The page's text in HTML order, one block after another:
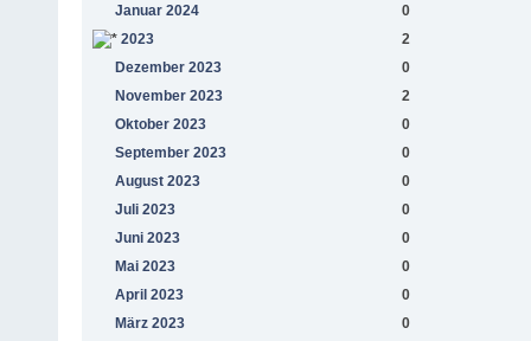
Januar 2024
0
2023
2
Dezember 2023
0
November 2023
2
Oktober 2023
0
September 2023
0
August 2023
0
Juli 2023
0
Juni 2023
0
Mai 2023
0
April 2023
0
März 2023
0